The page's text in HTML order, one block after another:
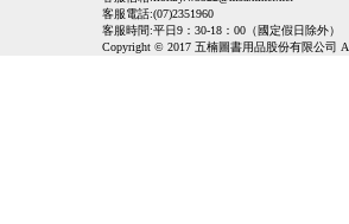
客服電話:(07)2351960
客服時間:平日9：30-18：00（國定假日除外）
Copyright © 2017 五楠圖書用品股份有限公司